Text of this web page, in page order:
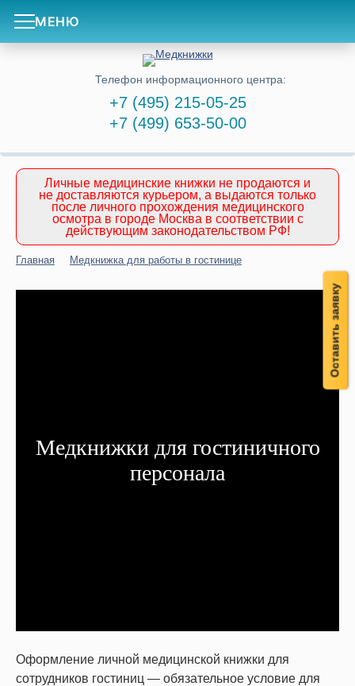
МЕНЮ
Телефон информационного центра:
+7 (495) 215-05-25
+7 (499) 653-50-00
Личные медицинские книжки не продаются и
не доставляются курьером, а выдаются только
после личного прохождения медицинского
осмотра в городе Москва в соответствии с
действующим законодательством РФ!
Главная Медкнижка для работы в гостинице
Медкнижки для гостиничного
персонала
Оформление личной медицинской книжки для
сотрудников гостиниц — обязательное условие для
Оставить заявку